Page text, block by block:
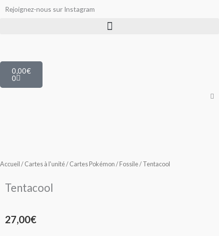
AllerRejoignez-nous sur Instagram
0,00€
0
Panier
Accueil / Cartes à l'unité/ Cartes Pokémon / Fossile/ Tentacool
Tentacool
27,00€